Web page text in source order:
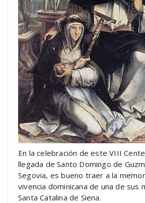
En la celebración de este VIII
llegada de Santo Domingo de
Segovia, es bueno traer a la
vivencia dominicana de una de sus
Santa Catalina de Siena.